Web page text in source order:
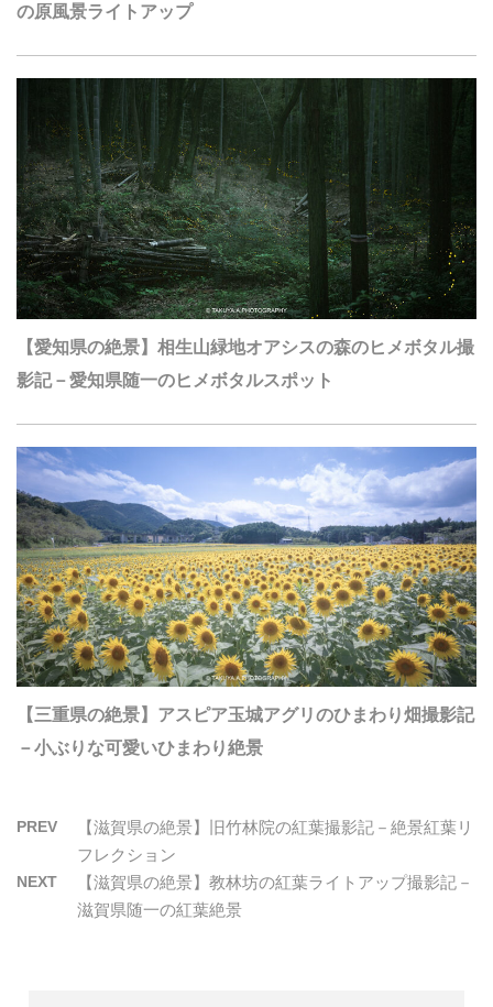
の原風景ライトアップ
【愛知県の絶景】相生山緑地オアシスの森のヒメボタル撮
影記－愛知県随一のヒメボタルスポット
【三重県の絶景】アスピア玉城アグリのひまわり畑撮影記
－小ぶりな可愛いひまわり絶景
PREV
【滋賀県の絶景】旧竹林院の紅葉撮影記－絶景紅葉リ
フレクション
NEXT
【滋賀県の絶景】教林坊の紅葉ライトアップ撮影記－
滋賀県随一の紅葉絶景